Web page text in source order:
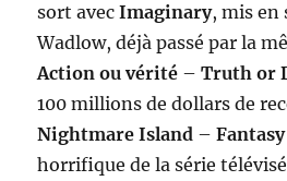
sort avecImaginary, mis en
Wadlow, déjà passé par la
Action ou vérité – Truth or
100 millions de dollars de
Nightmare Island –
horrifique de la série